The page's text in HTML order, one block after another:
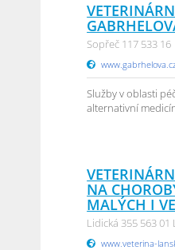
Sopřeč 117 533 16
Služby v oblasti
alternativní
NA
MALÝCH I
Lidická 355 563
www.veterina-